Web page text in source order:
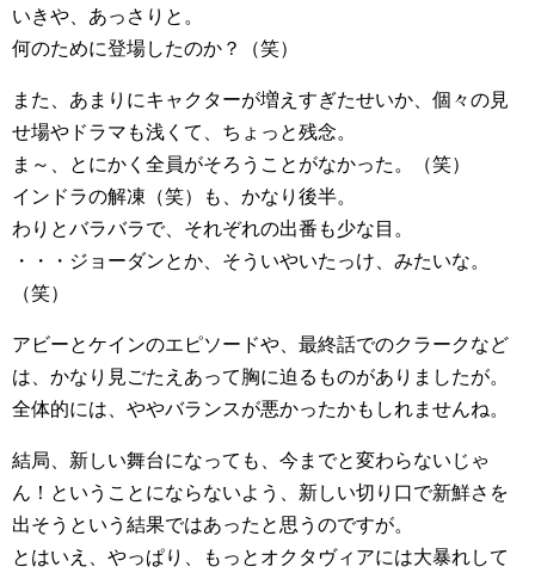
いきや、あっさりと。
何のために登場したのか？（笑）
また、あまりにキャクターが増えすぎたせいか、個々の見
せ場やドラマも浅くて、ちょっと残念。
ま～、とにかく全員がそろうことがなかった。（笑）
インドラの解凍（笑）も、かなり後半。
わりとバラバラで、それぞれの出番も少な目。
・・・ジョーダンとか、そういやいたっけ、みたいな。
（笑）
アビーとケインのエピソードや、最終話でのクラークなど
は、かなり見ごたえあって胸に迫るものがありましたが。
全体的には、ややバランスが悪かったかもしれませんね。
結局、新しい舞台になっても、今までと変わらないじゃ
ん！ということにならないよう、新しい切り口で新鮮さを
出そうという結果ではあったと思うのですが。
とはいえ、やっぱり、もっとオクタヴィアには大暴れして